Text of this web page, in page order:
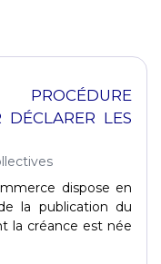
LES
dispose en
la publication du
la créance est née